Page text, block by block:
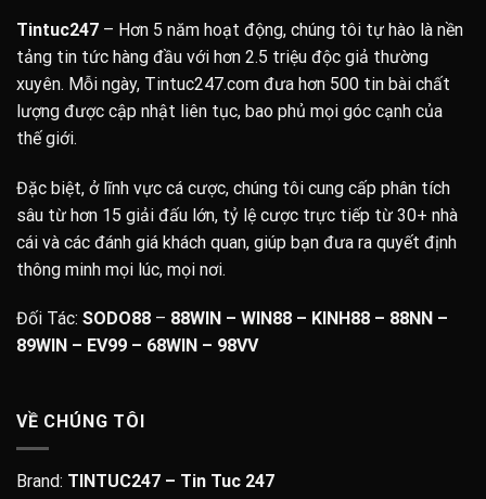
Tintuc247 – Hơn 5 năm hoạt động, chúng tôi tự hào là nền
tảng tin tức hàng đầu với hơn 2.5 triệu độc giả thường
xuyên. Mỗi ngày, Tintuc247.com đưa hơn 500 tin bài chất
lượng được cập nhật liên tục, bao phủ mọi góc cạnh của
thế giới.
Đặc biệt, ở lĩnh vực cá cược, chúng tôi cung cấp phân tích
sâu từ hơn 15 giải đấu lớn, tỷ lệ cược trực tiếp từ 30+ nhà
cái và các đánh giá khách quan, giúp bạn đưa ra quyết định
thông minh mọi lúc, mọi nơi.
Đối Tác: SODO88 – 88WIN – WIN88 – KINH88 – 88NN –
89WIN – EV99 – 68WIN – 98VV
VỀ CHÚNG TÔI
Brand: TINTUC247 – Tin Tuc 247